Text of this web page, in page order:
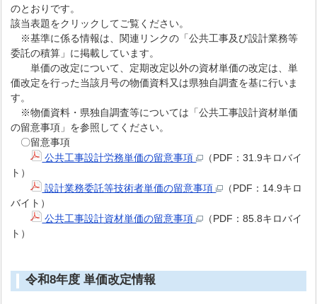
のとおりです。
該当表題をクリックしてご覧ください。
※基準に係る情報は、関連リンクの「公共工事及び設計業務等
委託の積算」に掲載しています。
単価の改定について、定期改定以外の資材単価の改定は、単
価改定を行った当該月号の物価資料又は県独自調査を基に行いま
す。
※物価資料・県独自調査等については「公共工事設計資材単価
の留意事項」を参照してください。
〇留意事項
公共工事設計労務単価の留意事項
（PDF：31.9キロバイ
ト）
設計業務委託等技術者単価の留意事項
（PDF：14.9キロ
バイト）
公共工事設計資材単価の留意事項
（PDF：85.8キロバイ
ト）
令和8年度 単価改定情報